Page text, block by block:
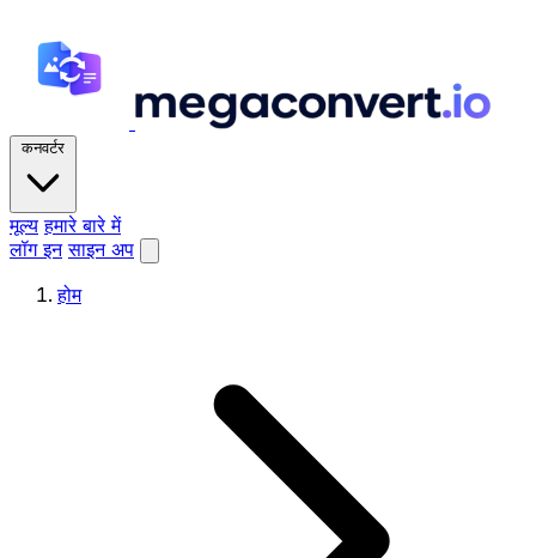
कनवर्टर
मूल्य हमारे बारे में
लॉग इन साइन अप
होम